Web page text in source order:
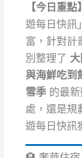
【今日重點】
遊每日快訊
富，針對計
別整理了
與海鮮吃到
雪季的最新
處，還是規
遊每日快訊